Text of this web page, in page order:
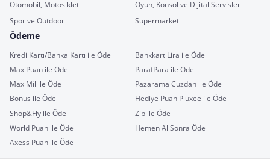
Otomobil, Motosiklet
Oyun, Konsol ve Dijital Servisler
Spor ve Outdoor
Süpermarket
Ödeme
Kredi Kartı/Banka Kartı ile Öde
Bankkart Lira ile Öde
MaxiPuan ile Öde
ParafPara ile Öde
MaxiMil ile Öde
Pazarama Cüzdan ile Öde
Bonus ile Öde
Hediye Puan Pluxee ile Öde
Shop&Fly ile Öde
Zip ile Öde
World Puan ile Öde
Hemen Al Sonra Öde
Axess Puan ile Öde